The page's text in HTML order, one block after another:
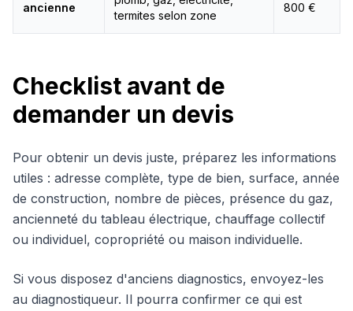
ancienne
termites selon zone
800 €
Checklist avant de
demander un devis
Pour obtenir un devis juste, préparez les informations
utiles : adresse complète, type de bien, surface, année
de construction, nombre de pièces, présence du gaz,
ancienneté du tableau électrique, chauffage collectif
ou individuel, copropriété ou maison individuelle.
Si vous disposez d'anciens diagnostics, envoyez-les
au diagnostiqueur. Il pourra confirmer ce qui est